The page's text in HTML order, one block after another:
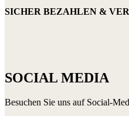
SICHER BEZAHLEN &
SOCIAL MEDIA
Besuchen Sie uns auf Social-